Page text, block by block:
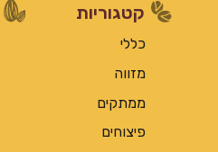
קטגוריות
כללי
מזווה
ממתקים
פיצוחים